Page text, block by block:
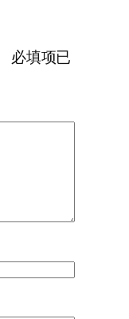
必填项已